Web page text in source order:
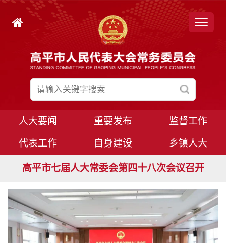
人大要闻 重要发布
监督工作
代表工作
自身建设
乡镇人大
高平市七届人大八次会议胜利闭幕
高平市七届人大常委会第四十九次会议召开
高平市七届人大常委会第四十八次会议召开